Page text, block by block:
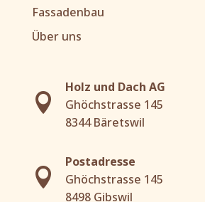
Fassadenbau
Über uns

Holz und Dach AG
Ghöchstrasse 145
8344 Bäretswil

Postadresse
Ghöchstrasse 145
8498 Gibswil